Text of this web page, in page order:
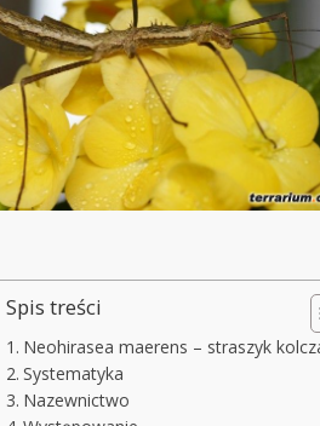
Spis treści
Neohirasea maerens – straszyk
Systematyka
Nazewnictwo